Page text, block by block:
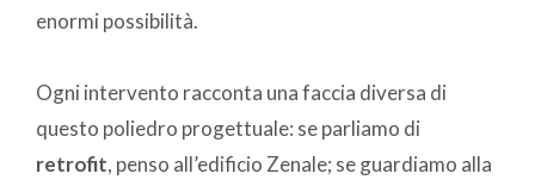
enormi possibilità.
Ogni intervento racconta una faccia diversa di
questo poliedro progettuale: se parliamo di
retrofit, penso all’edificio Zenale; se guardiamo alla